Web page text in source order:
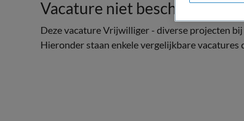
Vacature niet beschikbaar
Deze vacature Vrijwilliger - diverse projecten
Hieronder staan enkele vergelijkbare